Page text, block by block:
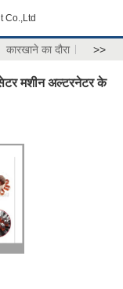
Co.,Ltd
कारखाने का दौरा >>
मशीन अल्टरनेटर के